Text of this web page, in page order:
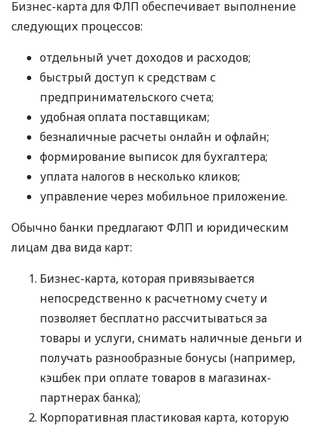
Бизнес-карта для ФЛП обеспечивает выполнение
следующих процессов:
отдельный учет доходов и расходов;
быстрый доступ к средствам с
предпринимательского счета;
удобная оплата поставщикам;
безналичные расчеты онлайн и офлайн;
формирование выписок для бухгалтера;
уплата налогов в несколько кликов;
управление через мобильное приложение.
Обычно банки предлагают ФЛП и юридическим
лицам два вида карт:
Бизнес-карта, которая привязывается
непосредственно к расчетному счету и
позволяет бесплатно рассчитываться за
товары и услуги, снимать наличные деньги и
получать разнообразные бонусы (например,
кэшбек при оплате товаров в магазинах-
партнерах банка);
Корпоративная пластиковая карта, которую